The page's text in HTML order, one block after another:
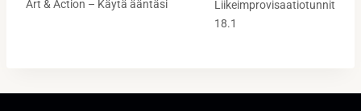
Art & Action – Käytä ääntäsi
Liikeimprovisaatiotunnit
18.1